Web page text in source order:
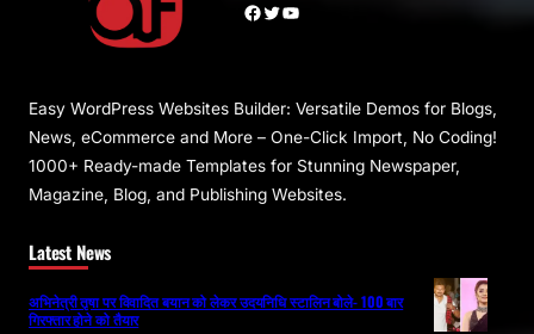
Facebook Twitter YouTube
Easy WordPress Websites Builder: Versatile Demos for Blogs,
News, eCommerce and More – One-Click Import, No Coding!
1000+ Ready-made Templates for Stunning Newspaper,
Magazine, Blog, and Publishing Websites.
Latest News
अभिनेत्री तृषा पर विवादित बयान को लेकर उदयनिधि स्टालिन बोले- 100 बार
गिरफ्तार होने को तैयार